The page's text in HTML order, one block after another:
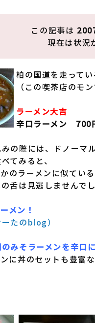
この記事は
現在は状況
柏の国道を走って
（この喫茶店のモ
ラーメン大吉
辛口ラーメン 700
の際には、ドノーマ
てみると、
のラーメンに似ている
舌は見逃しませんでし
メン！
たのblog）
みそラーメンを辛口
に丼のセットも豊富